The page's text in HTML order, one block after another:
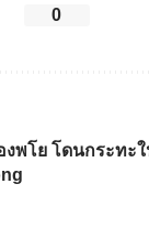
0
พโย โดนกระทะ